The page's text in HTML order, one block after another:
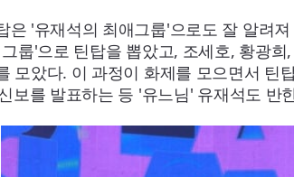
은 '유재석의 최애그룹'으로도 잘 알려
룹'으로 틴탑을 뽑았고, 조세호, 황광
모았다. 이 과정이 화제를 모으면서 틴
보를 발표하는 등 '유느님' 유재석도 반